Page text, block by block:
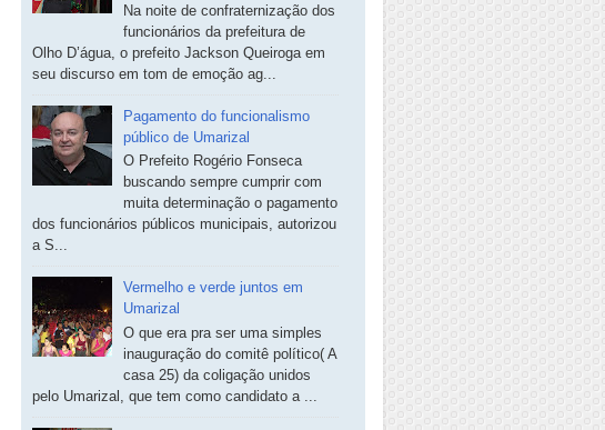
Na noite de confraternização dos
funcionários da prefeitura de
Olho D’água, o prefeito Jackson Queiroga em
seu discurso em tom de emoção ag...
Pagamento do funcionalismo
público de Umarizal
O Prefeito Rogério Fonseca
buscando sempre cumprir com
muita determinação o pagamento
dos funcionários públicos municipais, autorizou
a S...
Vermelho e verde juntos em
Umarizal
O que era pra ser uma simples
inauguração do comitê político( A
casa 25) da coligação unidos
pelo Umarizal, que tem como candidato a ...